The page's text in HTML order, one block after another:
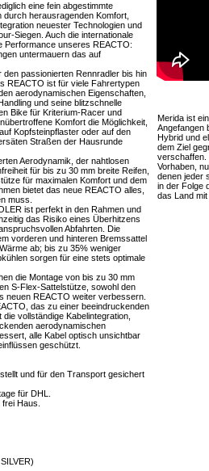
eine fein abgestimmte
herausragenden Komfort,
neuester Technologien und
Siegen. Auch die internationale
Performance unseres REACTO:
untermauern das auf
passionierten Rennradler bis hin
REACTO ist für viele Fahrertypen
aerodynamischen Eigenschaften,
und seine blitzschnelle
Bike für Kriterium-Racer und
Komfort die Möglichkeit,
Kopfsteinpflaster oder auf den
Straßen der Hausrunde
Aerodynamik, der nahtlosen
für bis zu 30 mm breite Reifen,
für maximalen Komfort und dem
bietet das neue REACTO alles,
muss.
ist perfekt in den Rahmen und
das Risiko eines Überhitzens
Abfahrten. Die
vorderen und hinteren Bremssattel
ab; bis zu 35% weniger
sorgen für eine stets optimale
die Montage von bis zu 30 mm
S-Flex-Sattelstütze, sowohl den
neuen REACTO weiter verbessern.
das zu einer beeindruckenden
vollständige Kabelintegration,
aerodynamischen
alle Kabel optisch unsichtbar
geschützt.
und für den Transport gesichert
für DHL.
Haus.
Merida ist
Angefangen
Hybrid und
dem Ziel
verschaffen.
Vorhaben,
denen jeder
in der Folge
das Land